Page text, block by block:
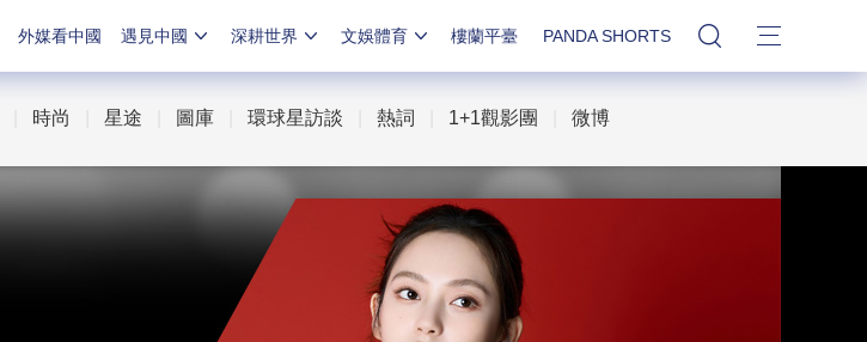
外媒看中國 遇見中國 深耕世界 文娛體育 樓蘭平臺 PANDA SHORTS 站內搜索
時尚 星途 圖庫 環球星訪談 熱詞 1+1觀影團 微博